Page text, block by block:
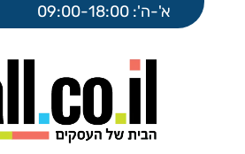
א'-ה': 09:00-18:00